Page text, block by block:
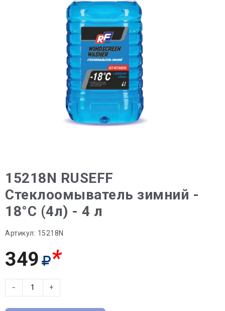
15218N RUSEFF
Стеклоомыватель зимний -
18°С (4л) - 4 л
Артикул: 15218N
349 *
− +